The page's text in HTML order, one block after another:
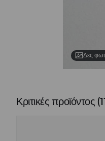
Δες
Κριτικές προϊόντος (